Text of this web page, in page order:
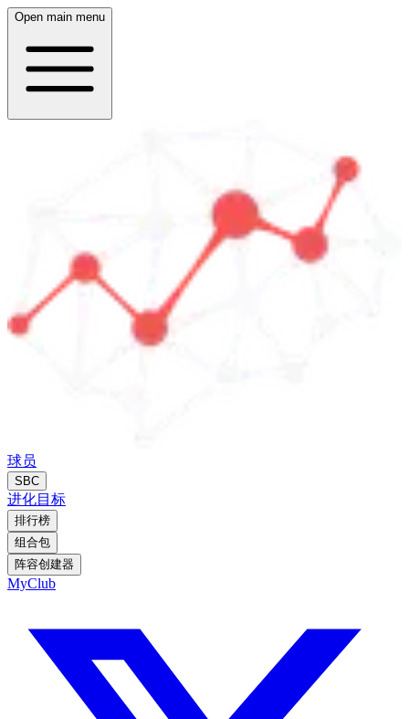
Open main menu
球员
SBC
进化目标
排行榜
组合包
阵容创建器
MyClub